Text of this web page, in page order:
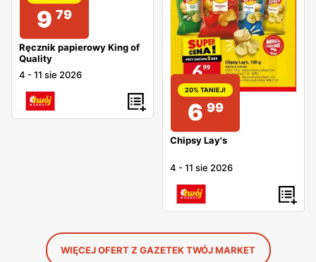
9 79
Ręcznik papierowy King of
Quality
4 -11 sie 2026
20% TANIEJ!
6 99
Chipsy Lay's
4 -11 sie 2026
WIĘCEJ OFERT Z GAZETEK TWÓJ MARKET